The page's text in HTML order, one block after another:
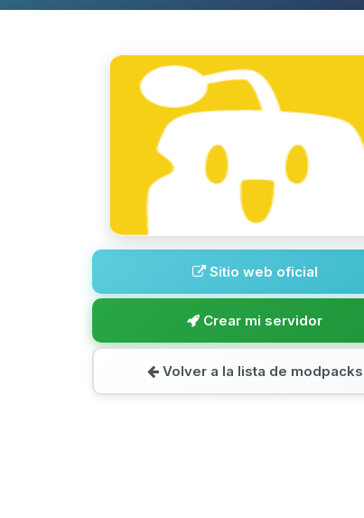
Sitio web oficial
Crear mi servidor
Volver a la lista de modpacks